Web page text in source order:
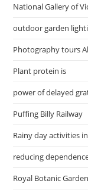
National Gallery of
outdoor garden
Photography tours
Plant protein is
power of delayed
Puffing Billy Railway
Rainy day activities
reducing
Royal Botanic